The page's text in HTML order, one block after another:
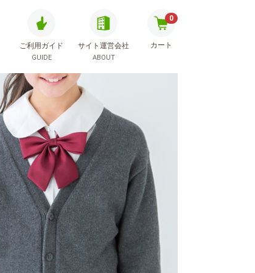
ご利用ガイド
GUIDE
サイト運営会社
ABOUT
0
カート